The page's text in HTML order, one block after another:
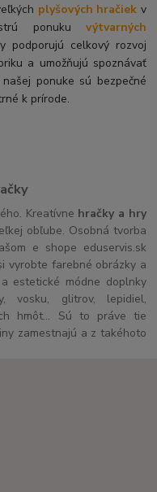
plyšových hračiek v
ponuku výtvarných
podporujú celkový rozvoj
a umožňujú spoznávať
ponuke sú bezpečné
k prírode.
Kreatívne hračky a hry
obľube. Osobná tvorba
e shope eduservis.sk
vyrobte farebné obrázky a
estetické módne doplnky
vosku, glitrov, lepidiel,
hmôt... Sú to práve tie
zamestnajú a z takéhoto